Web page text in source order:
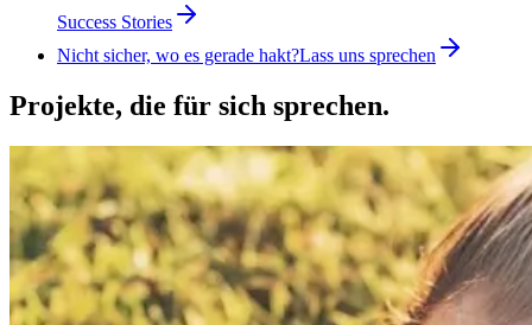
Success Stories
Nicht sicher, wo es gerade hakt?Lass uns sprechen
Projekte, die für sich sprechen.